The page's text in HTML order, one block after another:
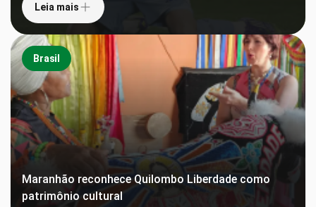
Leia mais
Brasil
Maranhão reconhece Quilombo Liberdade como
patrimônio cultural